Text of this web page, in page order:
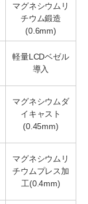
マグネシウムリ
チウム鍛造
(0.6mm)
軽量LCDベゼル
導入
マグネシウムダ
イキャスト
(0.45mm)
マグネシウムリ
チウムプレス加
工(0.4mm)